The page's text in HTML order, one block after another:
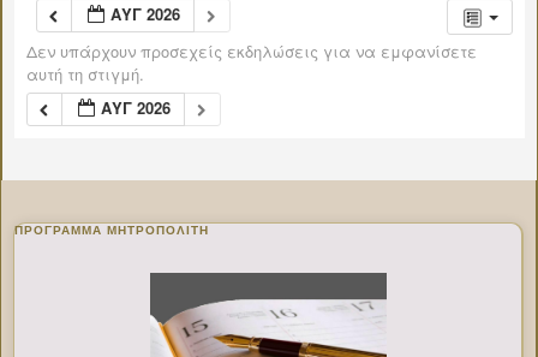
ΑΥΓ 2026
Δεν υπάρχουν προσεχείς εκδηλώσεις για να εμφανίσετε
αυτή τη στιγμή.
ΑΥΓ 2026
ΠΡΌΓΡΑΜΜΑ ΜΗΤΡΟΠΟΛΊΤΗ